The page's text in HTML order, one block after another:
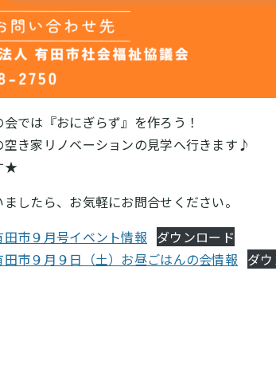
では『おにぎらず』を作ろう！
き家リノベーションの見学へ行きます♪
★
したら、お気軽にお問合せください。
市９月号イベント情報 ダウンロード
市９月９日（土）お昼ごはんの会情報 ダ